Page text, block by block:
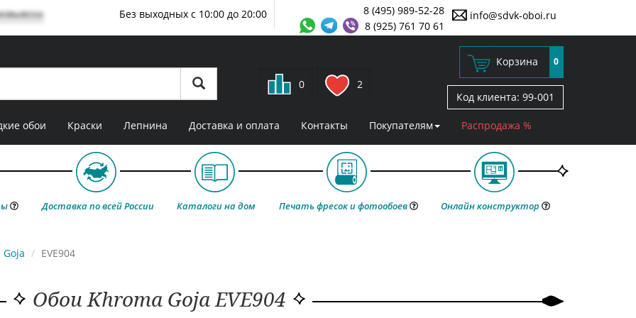
info@sdvk-oboi.ru
8 (495) 989-52-28
8 (925) 761 70 61
Без выходных с 10:00 до 20:00
0 2
Корзина 0
Код клиента: 99-001
обои Краски Лепнина Доставка и оплата Контакты Покупателям Распродажа %
Доставка по всей России Каталоги на дом Печать фресок и фотообоев Онлайн конструктор
Goja EVE904
Обои Khroma Goja EVE904